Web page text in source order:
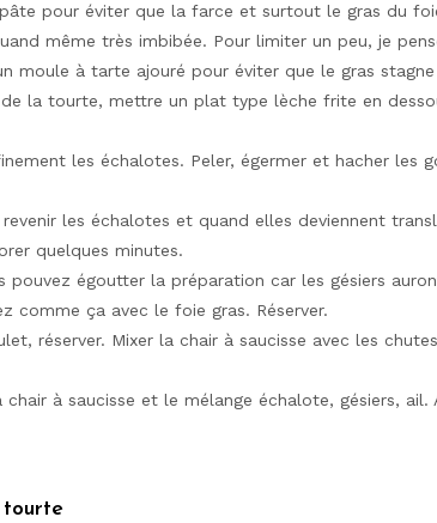
pour éviter que la farce et surtout le gras du
même très imbibée. Pour limiter un peu, je
moule à tarte ajouré pour éviter que le gras
la tourte, mettre un plat type lèche frite en
les échalotes. Peler, égermer et hacher les
les échalotes et quand elles deviennent
quelques minutes.
pouvez égoutter la préparation car les gésiers
comme ça avec le foie gras. Réserver.
réserver. Mixer la chair à saucisse avec les
à saucisse et le mélange échalote, gésiers, ail.